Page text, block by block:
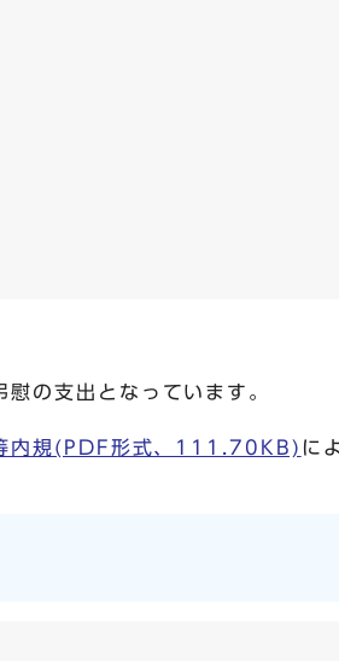
の支出となっています。
内規(PDF形式、111.70KB) に